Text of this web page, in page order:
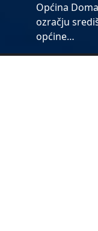
Općina
ozračju
općine…